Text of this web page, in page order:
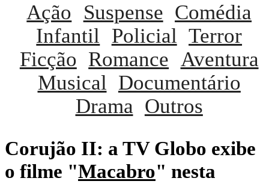
Ação Suspense Comédia
Infantil
Policial Terror
Ficção Romance Aventura
Musical
Documentário
Drama Outros
Corujão II: a TV Globo exibe
o filme "Macabro" nesta